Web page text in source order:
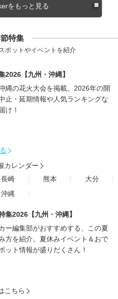
をもっと見る
特集
ポットやイベントを紹介
2026【九州・沖縄】
縄の花火大会を掲載。2026年の開
止・延期情報や人気ランキングな
け！
カレンダー
長崎 熊本
大分
沖縄
集2026【九州・沖縄】
ー編集部がおすすめする、この夏
方を紹介。夏休みイベント＆おで
ット情報が盛りだくさん！
こちら